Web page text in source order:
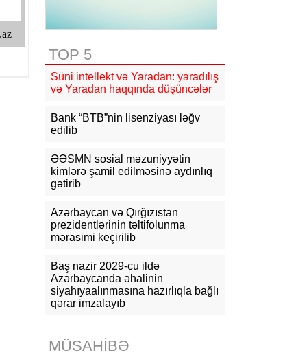
19:01 “Real Madrid” 125 milyon
avroluq Yan Diomande transferini
rəsmən açıqlayıb
18:15 MİQ üzrə faktiki yaşayış
rayonuna uyğun vakansiya seçimi
başlayır
18:10 Rusiya XİN: Ermənistan Aİ-yə
yaxınlaşmanı diversifikasiya
adlandırmamalıdır
18:03 Rasim İldırımzadə, Zaur
Mirzəzadə və Qoşqar Məmmədovun
apellyasiya şikayəti üzrə məhkəmə
17:12 Gürcüstan Gəlirlər Xidməti
azərbaycanlı sürücülərin gömrükdə
saxlanılması məsələsini araşdırır
qanuni daşınmasında şübhəli
bilinən suriyalıları saxlayıb
TOP 5
Süni intellekt və Yaradan: yaradılış
və Yaradan haqqında düşüncələr
Bank “BTB”nin lisenziyası ləğv
edilib
ƏƏSMN sosial məzuniyyətin
kimlərə şamil edilməsinə aydınlıq
gətirib
Azərbaycan və Qırğızıstan
prezidentlərinin təltifolunma
mərasimi keçirilib
Baş nazir 2029-cu ildə
Azərbaycanda əhalinin
siyahıyaalınmasına hazırlıqla bağlı
qərar imzalayıb
MÜSAHİBƏ